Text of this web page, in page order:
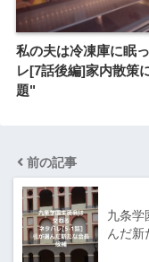
私の夫は冷凍庫に眠
レ[7話後編]家内散策
題"
前の記事
九条学
んだ新